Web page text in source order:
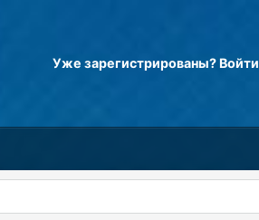
Уже зарегистрированы? Войти